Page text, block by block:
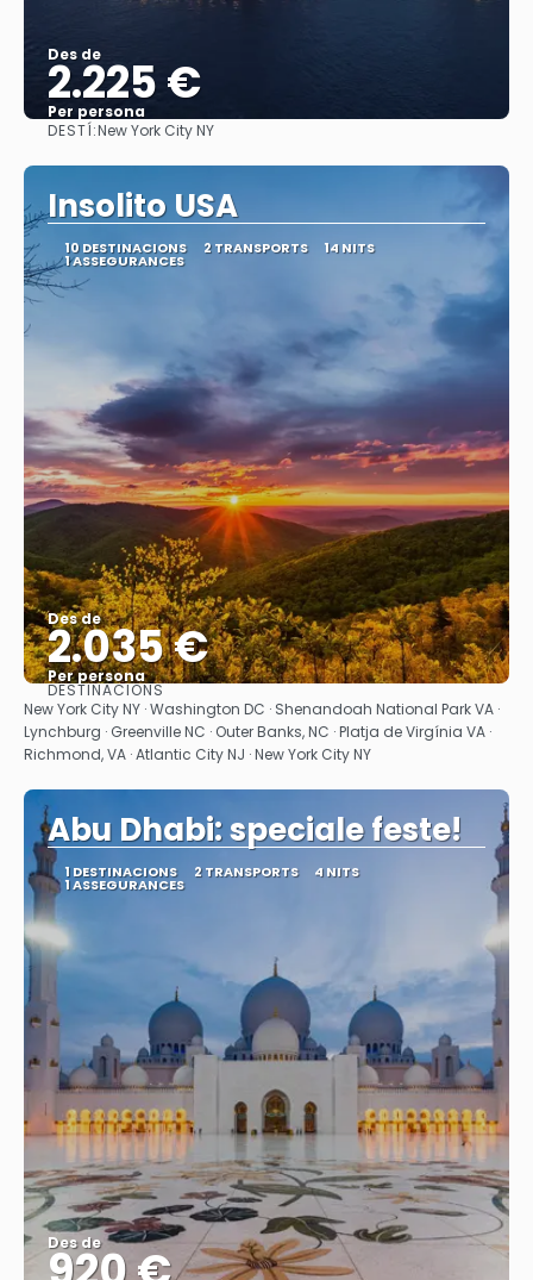
Des de
2.225 €
Per persona
DESTÍ:New York City NY
Insolito USA
10 DESTINACIONS 2 TRANSPORTS 14 NITS
1 ASSEGURANCES
Des de
2.035 €
Per persona
Veure
DESTINACIONS
New York City NY · Washington DC · Shenandoah National Park VA ·
Lynchburg · Greenville NC · Outer Banks, NC · Platja de Virgínia VA ·
Richmond, VA · Atlantic City NJ · New York City NY
Abu Dhabi: speciale feste!
1 DESTINACIONS 2 TRANSPORTS 4 NITS
1 ASSEGURANCES
Des de